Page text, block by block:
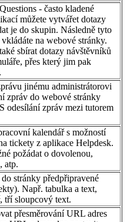
- často kladené
můžete vytvářet dotazy
je do skupin. Následně tyto
na webové stránky.
sbírat dotazy návštěvníků
přes který jim pak
jinému administrátorovi
zpráv do webové stránky
odesílání zpráv mezi tutorem
kalendář s možností
tickety z aplikace Helpdesk.
požádat o dovolenou,
atp.
stránky předpřipravené
Např. tabulka a text,
tří sloupcový text.
přesměrování URL adres